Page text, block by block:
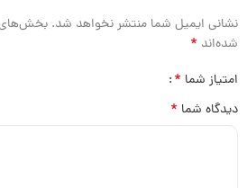
نشانی ایمیل شما منتشر نخواهد شد. بخش‌های
شده‌اند *
امتیاز شما *
دیدگاه شما *